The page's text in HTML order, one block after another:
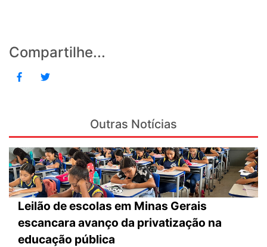
Compartilhe...
Outras Notícias
Leilão de escolas em Minas Gerais
escancara avanço da privatização na
educação pública